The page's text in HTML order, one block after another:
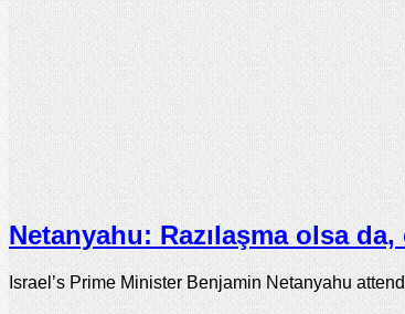
Netanyahu: Razılaşma olsa
Israel’s Prime Minister Benjamin Netanyahu